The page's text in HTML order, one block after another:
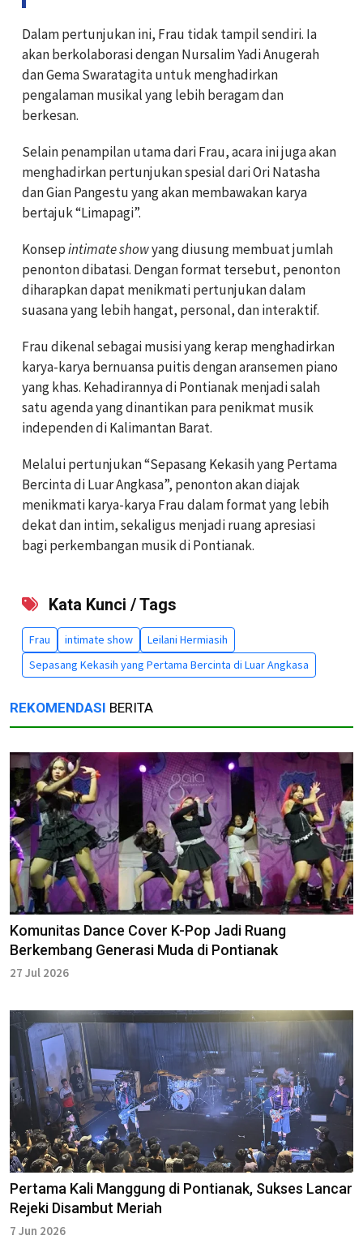
Dalam pertunjukan ini, Frau tidak tampil sendiri. Ia
akan berkolaborasi dengan Nursalim Yadi Anugerah
dan Gema Swaratagita untuk menghadirkan
pengalaman musikal yang lebih beragam dan
berkesan.
Selain penampilan utama dari Frau, acara ini juga akan
menghadirkan pertunjukan spesial dari Ori Natasha
dan Gian Pangestu yang akan membawakan karya
bertajuk “Limapagi”.
Konsepintimate showyang diusung membuat jumlah
penonton dibatasi. Dengan format tersebut, penonton
diharapkan dapat menikmati pertunjukan dalam
suasana yang lebih hangat, personal, dan interaktif.
Frau dikenal sebagai musisi yang kerap menghadirkan
karya-karya bernuansa puitis dengan aransemen piano
yang khas. Kehadirannya di Pontianak menjadi salah
satu agenda yang dinantikan para penikmat musik
independen di Kalimantan Barat.
Melalui pertunjukan “Sepasang Kekasih yang Pertama
Bercinta di Luar Angkasa”, penonton akan diajak
menikmati karya-karya Frau dalam format yang lebih
dekat dan intim, sekaligus menjadi ruang apresiasi
bagi perkembangan musik di Pontianak.
Kata Kunci / Tags
Frau intimate show
Leilani Hermiasih
Sepasang Kekasih yang Pertama Bercinta di Luar Angkasa
REKOMENDASI BERITA
Komunitas Dance Cover K-Pop Jadi Ruang
Berkembang Generasi Muda di Pontianak
27 Jul 2026
Pertama Kali Manggung di Pontianak, Sukses Lancar
Rejeki Disambut Meriah
7 Jun 2026